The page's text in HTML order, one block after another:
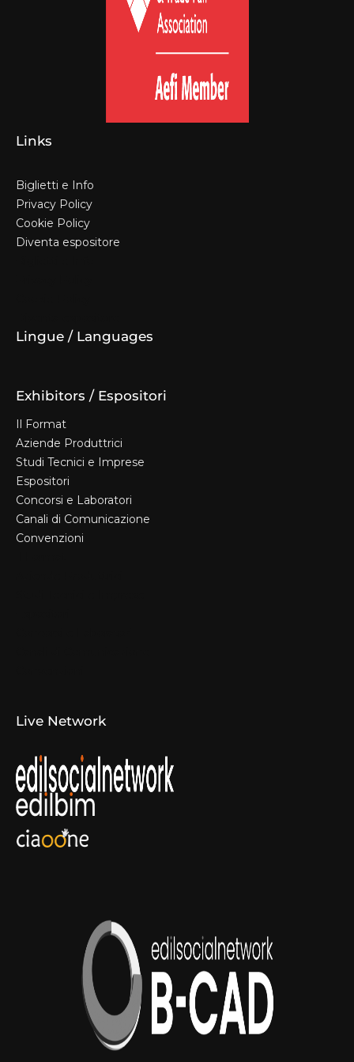
Links
Biglietti e Info
Privacy Policy
Cookie Policy
Diventa espositore
Lingue / Languages
Exhibitors / Espositori
Il Format
Aziende Produttrici
Studi Tecnici e Imprese
Espositori
Concorsi e Laboratori
Canali di Comunicazione
Convenzioni
Live Network